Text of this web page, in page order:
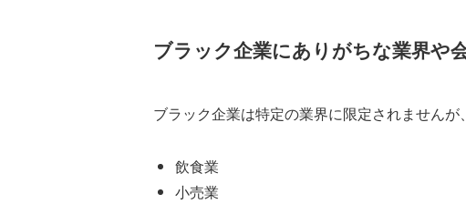
ブラック企業にありがちな業界や
ブラック企業は特定の業界に限定されません
飲食業
小売業